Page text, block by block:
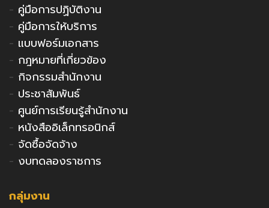
- คู่มือการปฏิบัติงาน
- คู่มือการให้บริการ
- แบบฟอร์มเอกสาร
- กฎหมายที่เกี่ยวข้อง
- กิจกรรมสำนักงาน
- ประชาสัมพันธ์
- ศูนย์การเรียนรู้สำนักงาน
- หนังสืออิเล็กทรอนิกส์
- จัดซื้อจัดจ้าง
- งบทดลองราชการ
กลุ่มงาน